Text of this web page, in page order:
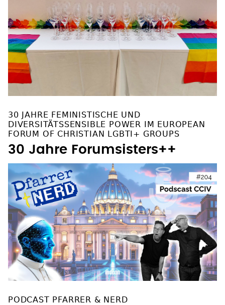
30 JAHRE FEMINISTISCHE UND
DIVERSITÄTSSENSIBLE POWER IM EUROPEAN
FORUM OF CHRISTIAN LGBTI+ GROUPS
30 Jahre Forumsisters++
PODCAST PFARRER & NERD